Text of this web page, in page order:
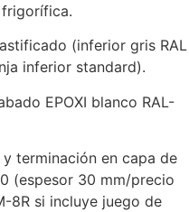
(inferior gris RAL
inferior standard).
EPOXI blanco RAL-
terminación en capa de
(espesor 30 mm/precio
8R si incluye juego de